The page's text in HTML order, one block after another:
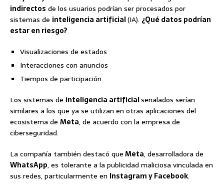
indirectos de los usuarios podrían ser procesados por
sistemas de inteligencia artificial(IA). ¿Qué datos podrían
estar en riesgo?
Visualizaciones de estados
Interacciones con anuncios
Tiempos de participación
Los sistemas de inteligencia artificialseñalados serían
similares a los que ya se utilizan en otras aplicaciones del
ecosistema de Meta, de acuerdo con la empresa de
ciberseguridad.
La compañía también destacó queMeta, desarrolladora de
WhatsApp, es tolerante a la publicidad maliciosa vinculada en
sus redes, particularmente en Instagram y Facebook.